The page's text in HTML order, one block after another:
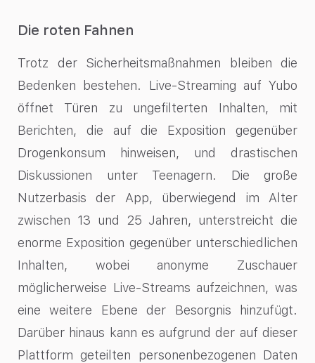
Die roten Fahnen
Trotz der Sicherheitsmaßnahmen bleiben die
Bedenken bestehen. Live-Streaming auf Yubo
öffnet Türen zu ungefilterten Inhalten, mit
Berichten, die auf die Exposition gegenüber
Drogenkonsum hinweisen, und drastischen
Diskussionen unter Teenagern. Die große
Nutzerbasis der App, überwiegend im Alter
zwischen 13 und 25 Jahren, unterstreicht die
enorme Exposition gegenüber unterschiedlichen
Inhalten, wobei anonyme Zuschauer
möglicherweise Live-Streams aufzeichnen, was
eine weitere Ebene der Besorgnis hinzufügt.
Darüber hinaus kann es aufgrund der auf dieser
Plattform geteilten personenbezogenen Daten